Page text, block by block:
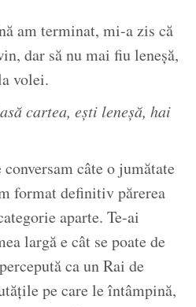
am terminat, mi-a zis că
dar să nu mai fiu leneșă,
volei.
cartea, ești leneșă, hai
câte o jumătate
format definitiv părerea
aparte. Te-ai
largă e cât se poate de
ca un Rai de
pe care le întâmpină,